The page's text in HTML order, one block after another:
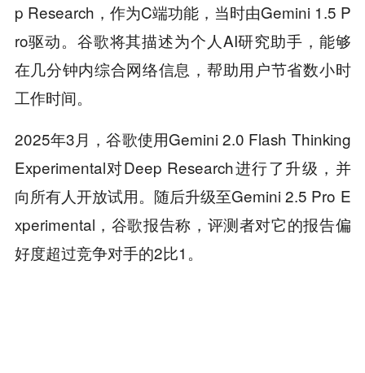
p Research，作为C端功能，当时由Gemini 1.5 P
ro驱动。谷歌将其描述为个人AI研究助手，能够
在几分钟内综合网络信息，帮助用户节省数小时
工作时间。
2025年3月，谷歌使用Gemini 2.0 Flash Thinking
Experimental对Deep Research进行了升级，并
向所有人开放试用。随后升级至Gemini 2.5 Pro E
xperimental，谷歌报告称，评测者对它的报告偏
好度超过竞争对手的2比1。